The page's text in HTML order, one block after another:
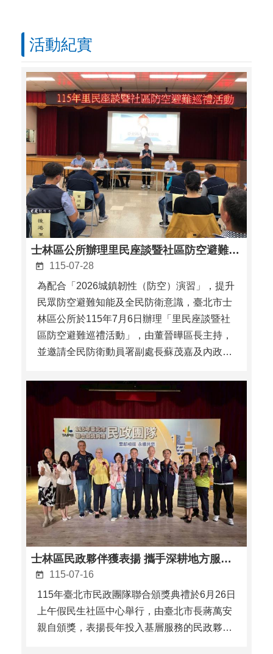
活動紀實
士林區公所辦理里民座談暨社區防空避難巡禮活動 提升全民防空應變能力
115-07-28
為配合「2026城鎮韌性（防空）演習」，提升
民眾防空避難知能及全民防衛意識，臺北市士
林區公所於115年7月6日辦理「里民座談暨社
區防空避難巡禮活動」，由董晉曄區長主持，
並邀請全民防衛動員署副處長蘇茂嘉及內政部
相關單位共同參與，透過室內講習及實地巡禮
方式，加強民 ...更多
士林區民政夥伴獲表揚 攜手深耕地方服務 展現民政溫暖力量
115-07-16
115年臺北市民政團隊聯合頒獎典禮於6月26日
上午假民生社區中心舉行，由臺北市長蔣萬安
親自頒獎，表揚長年投入基層服務的民政夥